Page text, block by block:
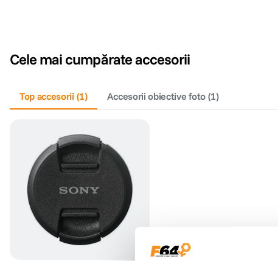
Cele mai cumpărate accesorii
Top accesorii (1) Accesorii obiective foto(1)